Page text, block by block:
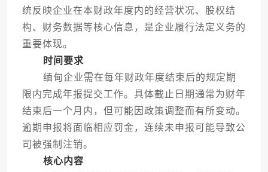
统反映企业在本财政年度内的经营状况、股权结
构、财务数据等核心信息，是企业履行法定义务的
重要体现。
时间要求
缅甸企业需在每年财政年度结束后的规定期
限内完成年报提交工作。具体截止日期通常为财年
结束后一个月内，但可能因政策调整而有所变动。
逾期申报将面临相应罚金，连续未申报可能导致公
司被强制注销。
核心内容